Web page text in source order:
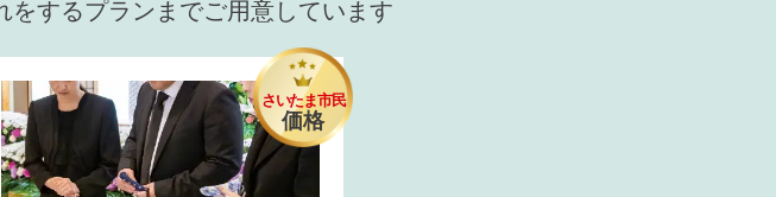
をするプランまでご用意しています
さいたま市民
価格